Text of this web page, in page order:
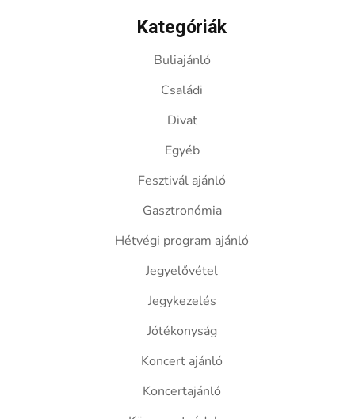
Kategóriák
Buliajánló
Családi
Divat
Egyéb
Fesztivál ajánló
Gasztronómia
Hétvégi program ajánló
Jegyelővétel
Jegykezelés
Jótékonyság
Koncert ajánló
Koncertajánló